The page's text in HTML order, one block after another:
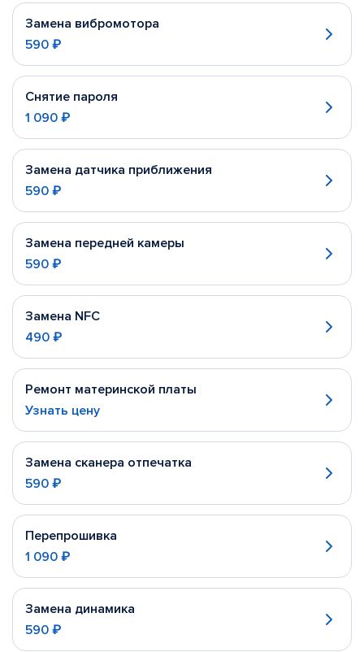
Замена вибромотора
590 ₽
Снятие пароля
1 090 ₽
Замена датчика приближения
590 ₽
Замена передней камеры
590 ₽
Замена NFC
490 ₽
Ремонт материнской платы
Узнать цену
Замена сканера отпечатка
590 ₽
Перепрошивка
1 090 ₽
Замена динамика
590 ₽